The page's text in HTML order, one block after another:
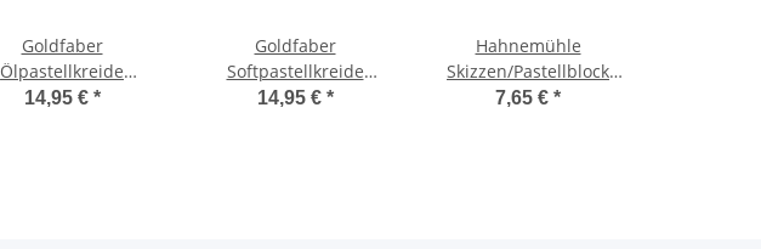
Goldfaber
Ölpastellkreide
Kartonetui mit 36
14,95 € *
Goldfaber
Softpastellkreide
Kartonetui mit 48
14,95 € *
Hahnemühle
Skizzen/Pastellblock
DIN A4 / 130 g/m² / 30
7,65 € *